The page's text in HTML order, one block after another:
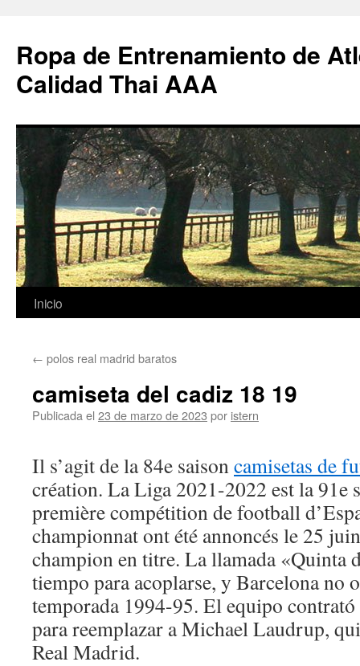
Ropa de Entrenamiento de
Calidad Thai AAA
Saltar
contenido
Inicio
← polos real madrid baratos
camiseta del cadiz 18 19
Publicada el 23 de marzo de 2023 por istern
Il s’agit de la 84e saisoncamisetas de
création. La Liga 2021-2022 est la 91e
première compétition de football
championnat ont été annoncés le 25
champion en titre. La llamada «Quinta
tiempo para acoplarse, y Barcelona no
temporada 1994-95. El equipo
para reemplazar a Michael Laudrup,
Real Madrid.